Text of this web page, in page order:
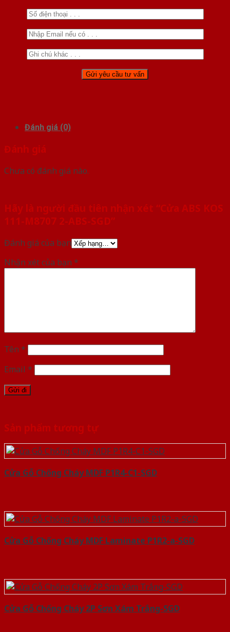
Đánh giá (0)
Đánh giá
Chưa có đánh giá nào.
Hãy là người đầu tiên nhận xét “Cửa ABS KOS
111-M8707 2-ABS-SGD”
Đánh giá của bạn
Nhận xét của bạn *
Tên *
Email *
Sản phẩm tương tự
Cửa Gỗ Chống Cháy MDF P1R4-C1-SGD
Cửa Gỗ Chống Cháy MDF Laminate P1R2-a-SGD
Cửa Gỗ Chống Cháy 2P Sơn Xám Trắng-SGD